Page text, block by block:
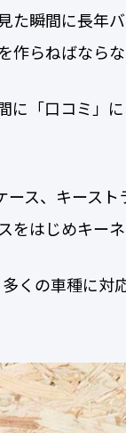
た瞬間に長年
らねばなら
に「口コミ」
ス、キース
はじめキー
くの車種に対